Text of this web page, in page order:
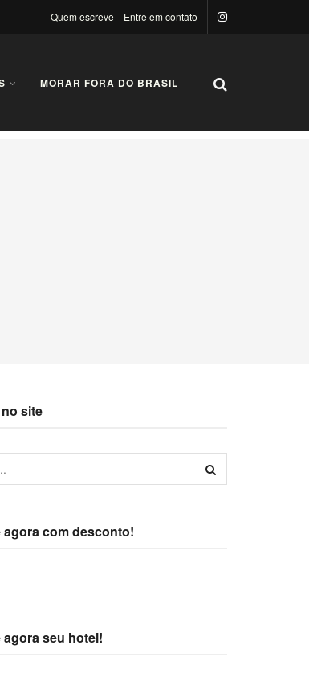
Quem escreve Entre em contato
MORAR FORA DO BRASIL
site
agora com desconto!
agora seu hotel!